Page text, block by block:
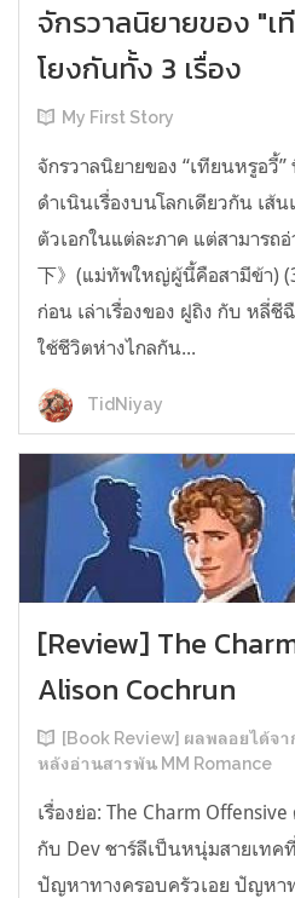
จักรวาลนิยายของ "เ
โยงกันทั้ง 3 เรื่อง
My First Story
จักรวาลนิยายของ “เทียนหรูอวี้”
ดำเนินเรื่องบนโลกเดียวกัน เส้
ตัวเอกในแต่ละภาค แต่สามารถ
下》(แม่ทัพใหญ่ผู้นี้คือสามีข้า)
ก่อน เล่าเรื่องของ ฝูถิง กับ หลี่
ใช้ชีวิตห่างไกลกัน...
TidNiyay
[Review] The
Alison Cochrun
[Book Review] ผลพลอยได้จ
หลังอ่านสารพัน MM Romance
เรื่องย่อ: The Charm
กับ Dev ชาร์ลีเป็นหนุ่มสายเทค
ปัญหาทางครอบครัวเอย ปัญหาท